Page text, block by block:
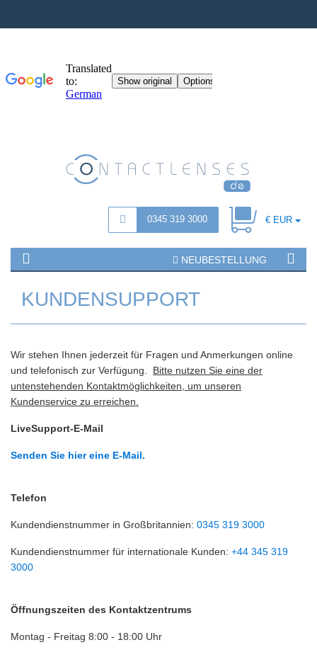
0345 319 3000 € EUR
NEUBESTELLUNG
KUNDENSUPPORT
Wir stehen Ihnen jederzeit für Fragen und Anmerkungen online
und telefonisch zur Verfügung. Bitte nutzen Sie eine der
untenstehenden Kontaktmöglichkeiten, um unseren
Kundenservice zu erreichen.
LiveSupport-E-Mail
Senden Sie hier eine E-Mail.
Telefon
Kundendienstnummer in Großbritannien: 0345 319 3000
Kundendienstnummer für internationale Kunden: +44 345 319
3000
Öffnungszeiten des Kontaktzentrums
Montag - Freitag 8:00 - 18:00 Uhr